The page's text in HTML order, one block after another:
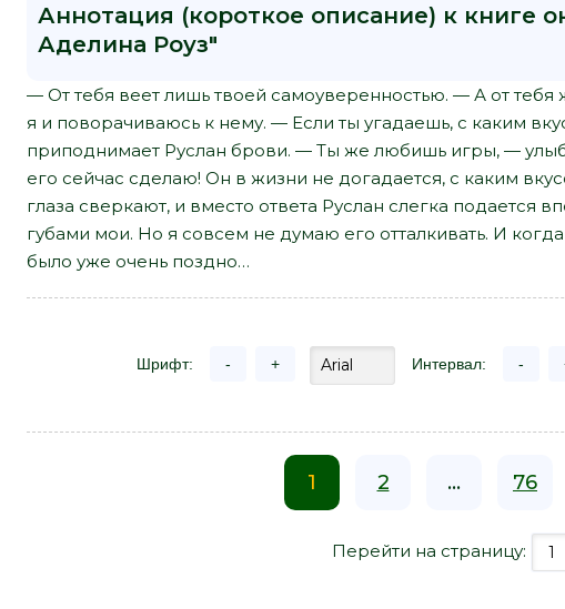
Аннотация (короткое описание) к книге
Аделина Роуз"
— От тебя веет лишь твоей самоуверенностью. — А от
я и поворачиваюсь к нему. — Если ты угадаешь, с каким
приподнимает Руслан брови. — Ты же любишь игры, —
его сейчас сделаю! Он в жизни не догадается, с каким
глаза сверкают, и вместо ответа Руслан слегка подается
губами мои. Но я совсем не думаю его отталкивать. И
было уже очень поздно…
Шрифт: - + Интервал: -
1 2 ... 76
Перейти на страницу: